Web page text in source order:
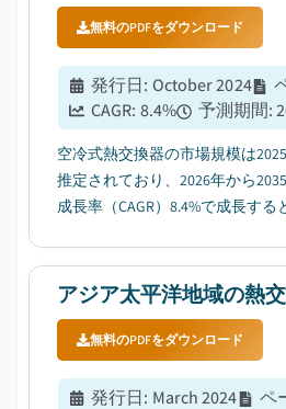
無料のPDFをダウンロード
発行日: October 2024
CAGR: 8.4% 予測期間:
空冷式熱交換器の市場規模は
推定されており、2026年から
成長率（CAGR）8.4%で成長す
アジア太平洋地域の熱
無料のPDFをダウンロード
発行日: March 2024 ペ